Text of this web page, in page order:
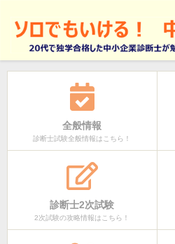
全般情報
診断士試験全般情報はこちら！
診断士2次試験
2次試験の攻略情報はこちら！